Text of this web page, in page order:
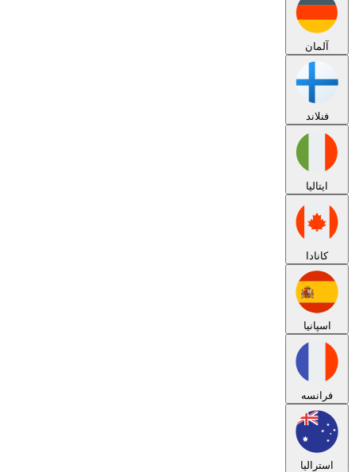
آلمان
فنلاند
ایتالیا
کانادا
اسپانیا
فرانسه
استرالیا